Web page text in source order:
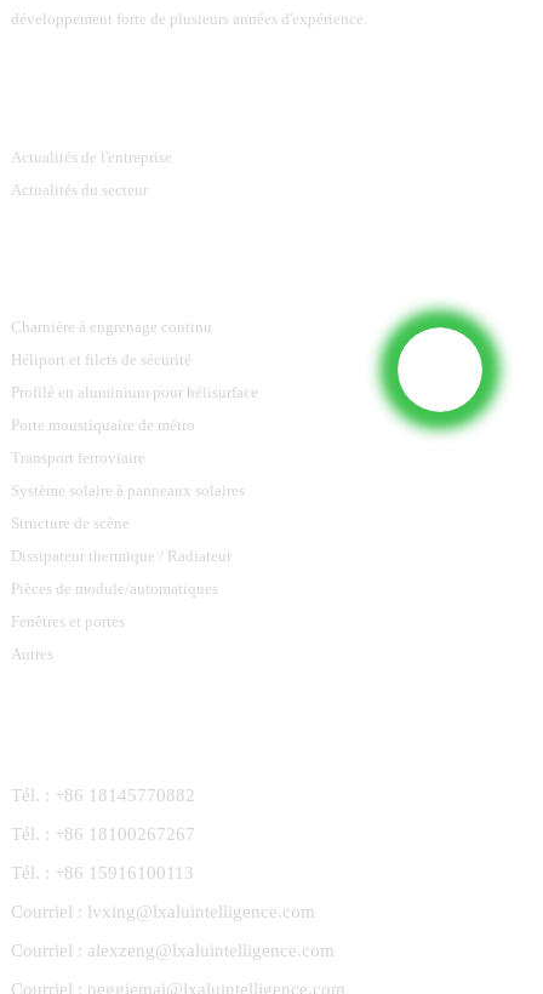
développement forte de plusieurs années d'expérience.
Actualités de l'entreprise
Actualités du secteur
Charnière à engrenage continu
Héliport et filets de sécurité
Profilé en aluminium pour hélisurface
Porte moustiquaire de métro
Transport ferroviaire
Système solaire à panneaux solaires
Structure de scène
Dissipateur thermique / Radiateur
Pièces de module/automatiques
Fenêtres et portes
Autres
Tél. : +86 18145770882
Tél. : +86 18100267267
Tél. : +86 15916100113
Courriel : lvxing@lxaluintelligence.com
Courriel : alexzeng@lxaluintelligence.com
Courriel : peggiemai@lxaluintelligence.com